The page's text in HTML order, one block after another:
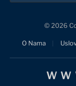
© 2026
O Nama